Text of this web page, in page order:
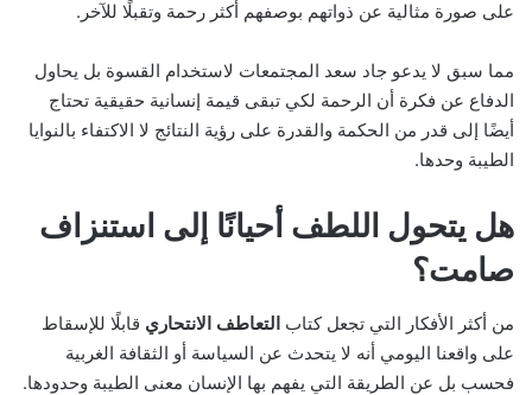
على صورة مثالية عن ذواتهم بوصفهم أكثر رحمة وتقبلًا للآخر.
مما سبق لا يدعو جاد سعد المجتمعات لاستخدام القسوة بل يحاول
الدفاع عن فكرة أن الرحمة لكي تبقى قيمة إنسانية حقيقية تحتاج
أيضًا إلى قدر من الحكمة والقدرة على رؤية النتائج لا الاكتفاء بالنوايا
الطيبة وحدها.
هل يتحول اللطف أحيانًا إلى استنزاف
صامت؟
من أكثر الأفكار التي تجعل كتاب التعاطف الانتحاري قابلًا للإسقاط
على واقعنا اليومي أنه لا يتحدث عن السياسة أو الثقافة الغربية
فحسب بل عن الطريقة التي يفهم بها الإنسان معنى الطيبة وحدودها.